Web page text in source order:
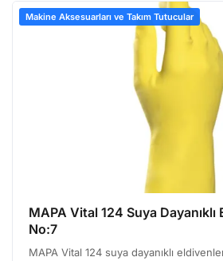
sabitleyebilir, makine aksesuarları ise işleme
yükseltebilirsiniz. BirMakine’de bulunan 27
ihtiyaçlarınıza uygun ürünleri
Makine Aksesuarları ve Takım Tutucular
MAPA Vital 124 Suya
No:7
MAPA Vital 124 suya dayanıklı